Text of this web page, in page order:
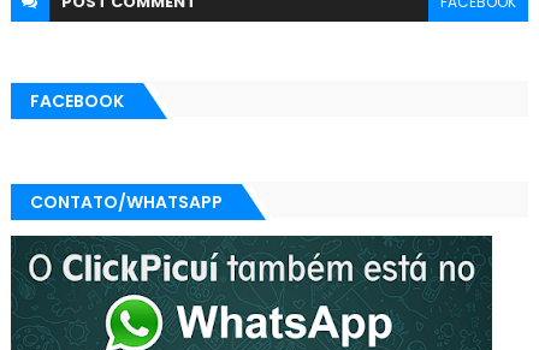
FACEBOOK
CONTATO/WHATSAPP